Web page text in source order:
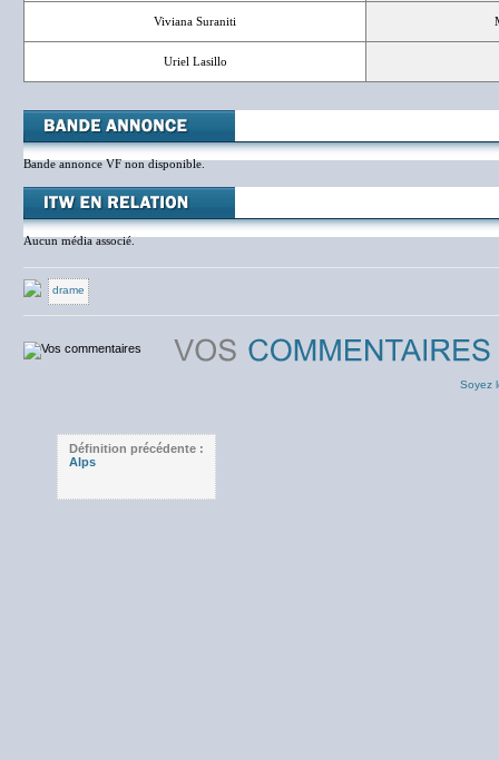
Viviana Suraniti
Uriel Lasillo
Bande annonce VF non disponible.
Aucun média associé.
drame
Soyez
Définition précédente :
Alps